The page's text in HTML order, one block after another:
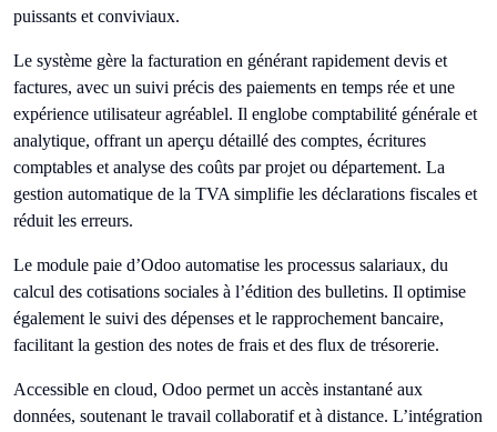
puissants et conviviaux.
Le système gère la facturation en générant rapidement devis et
factures, avec un suivi précis des paiements en temps rée et une
expérience utilisateur agréablel. Il englobe comptabilité générale et
analytique, offrant un aperçu détaillé des comptes, écritures
comptables et analyse des coûts par projet ou département. La
gestion automatique de la TVA simplifie les déclarations fiscales et
réduit les erreurs.
Le module paie d’Odoo automatise les processus salariaux, du
calcul des cotisations sociales à l’édition des bulletins. Il optimise
également le suivi des dépenses et le rapprochement bancaire,
facilitant la gestion des notes de frais et des flux de trésorerie.
Accessible en cloud, Odoo permet un accès instantané aux
données, soutenant le travail collaboratif et à distance. L’intégration